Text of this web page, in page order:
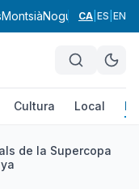
MontsiàNogueraOsona
CA ES EN
Cultura Local
de la Supercopa